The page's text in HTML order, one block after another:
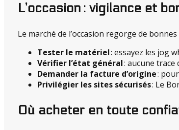
L’occasion : vigilance et
Le marché de l’occasion regorge de
Tester le matériel: essayez les jog
Vérifier l’état général: aucune
Demander la facture d’origine:
Privilégier les sites sécurisés: Le
Où acheter en toute